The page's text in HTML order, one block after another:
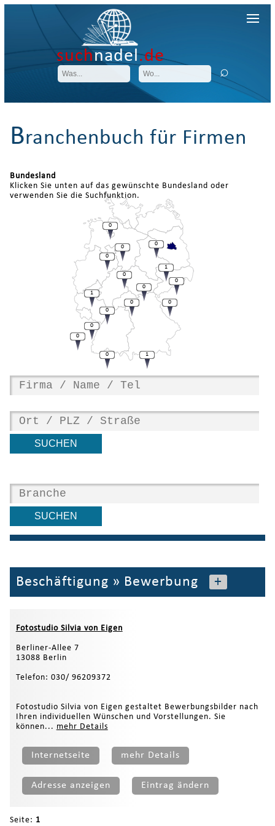
suchnadel.de
Branchenbuch für Firmen
Bundesland
Klicken Sie unten auf das gewünschte Bundesland oder
verwenden Sie die Suchfunktion.
0
0
1
1
0
0
0
0
0
0
0
0
0
0
0
1
Beschäftigung » Bewerbung +
Fotostudio Silvia von Eigen
Berliner-Allee 7
13088 Berlin
Telefon: 030/ 96209372
Fotostudio Silvia von Eigen gestaltet Bewerbungsbilder nach
Ihren individuellen Wünschen und Vorstellungen. Sie
können... mehr Details
Internetseite mehr Details
Adresse anzeigen Eintrag ändern
Seite: 1